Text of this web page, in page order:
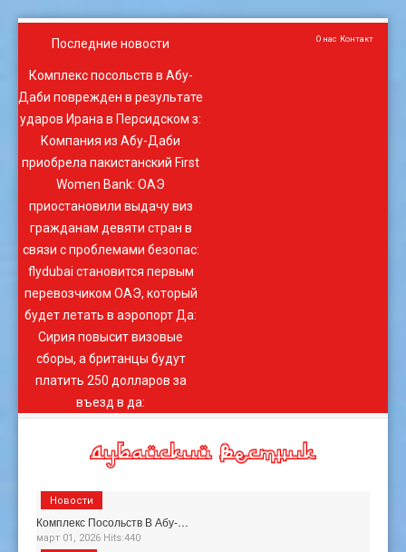
Последние новости
Комплекс посольств в Абу-
Даби поврежден в результате
ударов Ирана в Персидском з:
Компания из Абу-Даби
приобрела пакистанский First
Women Bank: ОАЭ
приостановили выдачу виз
гражданам девяти стран в
связи с проблемами безопас:
flydubai становится первым
перевозчиком ОАЭ, который
будет летать в аэропорт Да:
Сирия повысит визовые
сборы, а британцы будут
платить 250 долларов за
въезд в да:
О нас Контакт
Комплекс Посольств В Абу-…
март 01, 2026 Hits:440
Новости